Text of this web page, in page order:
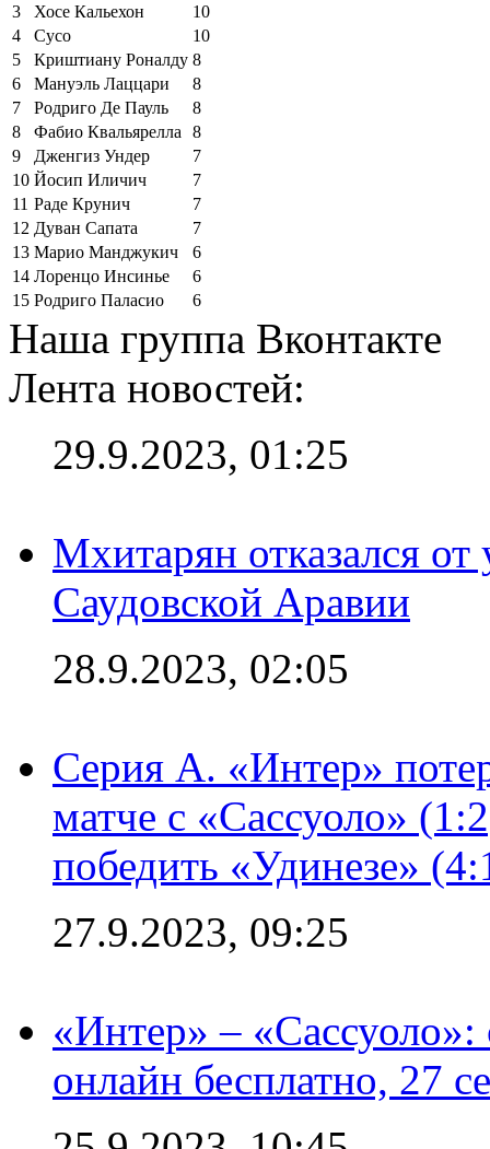
3
Хосе Кальехон
10
4
Сусо
10
5
Криштиану Роналду 8
6
Мануэль Лаццари
8
7
Родриго Де Пауль
8
8
Фабио Квальярелла
8
9
Дженгиз Ундер
7
10 Йосип Иличич
7
11 Раде Крунич
7
12 Дуван Сапата
7
13 Марио Манджукич
6
14 Лоренцо Инсинье
6
15 Родриго Паласио 6
Наша группа Вконтакте
Лента новостей:
29.9.2023, 01:25
Мхитарян отказался от
Саудовской Аравии
28.9.2023, 02:05
Серия А. «Интер»
матче с «Сассуоло»
победить «Удинезе»
27.9.2023, 09:25
«Интер» –
онлайн бесплатно, 27